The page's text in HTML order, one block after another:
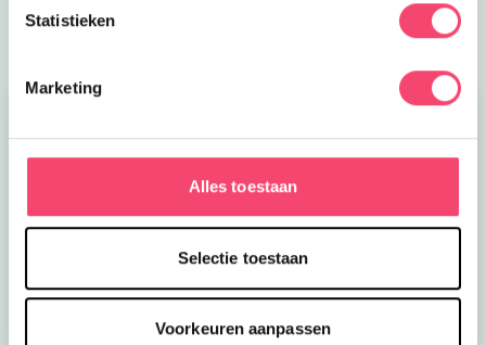
Statistieken
Marketing
Alles toestaan
Selectie toestaan
Voorkeuren aanpassen
Kroon op de taart bij
kinderen!